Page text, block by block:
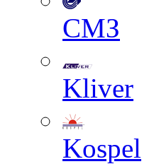
СМЗ
Kliver
Kospel